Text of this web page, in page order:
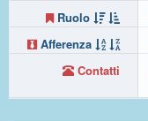
Ruolo
Afferenza
Contatti